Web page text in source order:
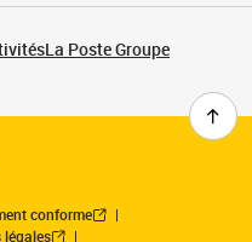
La Poste Groupe
conforme
légales